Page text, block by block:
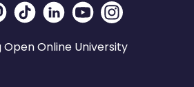
Open Online University